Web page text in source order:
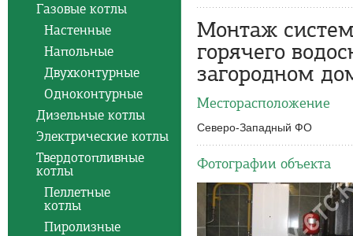
Монтаж
горячего
загородном
Месторасположение
Северо-Западный ФО
Фотографии объекта
Газовые котлы
Настенные
Напольные
Двухконтурные
Одноконтурные
Дизельные котлы
Электрические котлы
Твердотопливные
котлы
Пеллетные
котлы
Пиролизные